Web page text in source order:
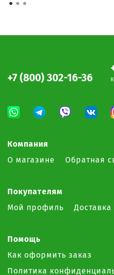
Компания
О магазине
Обратная
Покупателям
Мой профиль
Доставка
Помощь
Как оформить заказ
Политика
+7 (800) 302-16-36